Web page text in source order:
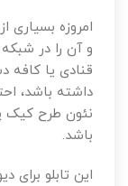
امروزه بسیاری
و آن را در
قنادی یا
داشته باشد،
نئون طرح کیک
باشد.
این تابلو برای